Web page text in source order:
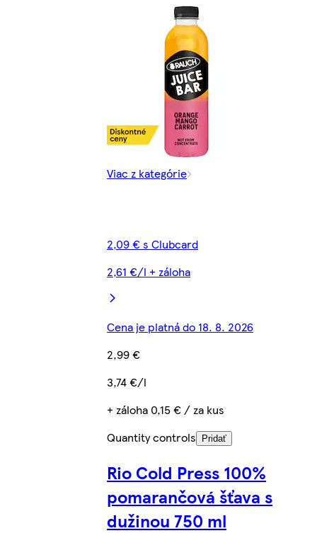
Viac z kategórie
2,09 € s Clubcard
2,61 €/l + záloha
Cena je platná do 18. 8. 2026
2,99 €
3,74 €/l
+ záloha 0,15 € / za kus
Quantity controls
Pridať
Rio Cold Press 100%
pomarančová šťava s
dužinou 750 ml